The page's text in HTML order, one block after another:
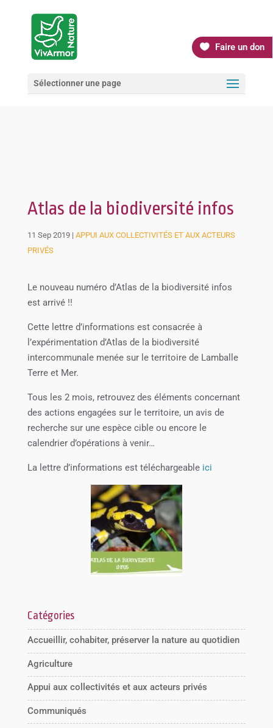
Faire un don
Sélectionner une page
Atlas de la biodiversité infos
11 Sep 2019| APPUI AUX COLLECTIVITÉS ET AUX ACTEURS
PRIVÉS
Le nouveau numéro d’Atlas de la biodiversité infos
est arrivé !!
Cette lettre d’informations est consacrée à
l’expérimentation d’Atlas de la biodiversité
intercommunale menée sur le territoire de Lamballe
Terre et Mer.
Tous les 2 mois, retrouvez des éléments concernant
des actions engagées sur le territoire, un avis de
recherche sur une espèce cible ou encore le
calendrier d’opérations à venir…
La lettre d’informations est téléchargeable ici
Catégories
Accueillir, cohabiter, préserver la nature au quotidien
Agriculture
Appui aux collectivités et aux acteurs privés
Communiqués